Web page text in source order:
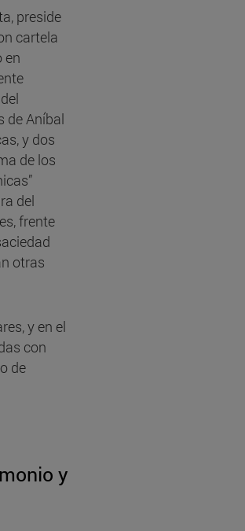
preside
cartela
en
de Aníbal
y dos
de los
del
frente
otras
y en el
con
de
y